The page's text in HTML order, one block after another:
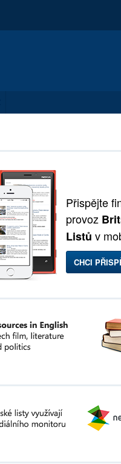
Přispějte
provoz
Listů v
CHCI